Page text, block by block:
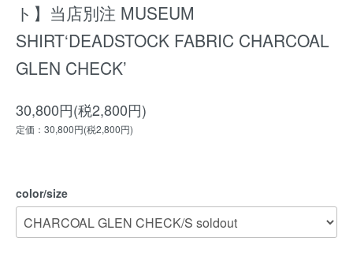
ト】当店別注 MUSEUM
SHIRT‘DEADSTOCK FABRIC CHARCOAL
GLEN CHECK’
30,800円(税2,800円)
定価：30,800円(税2,800円)
color/size